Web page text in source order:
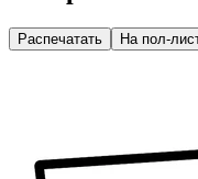
Распечатать На пол-